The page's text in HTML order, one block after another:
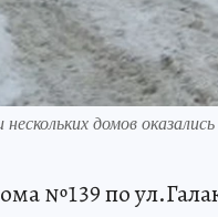
домов
№139 по